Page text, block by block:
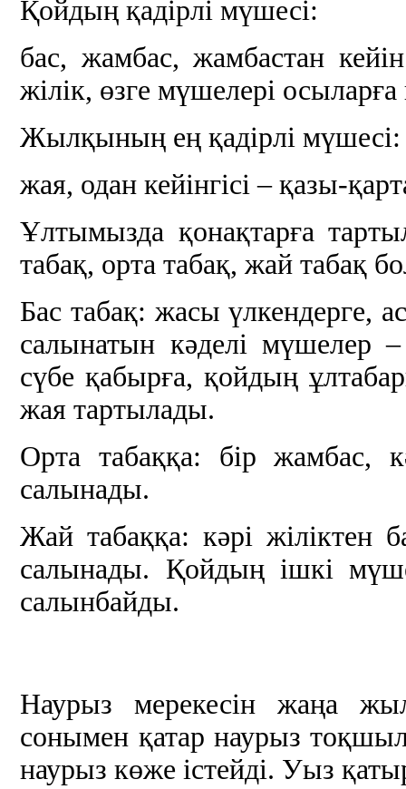
Қойдың қадірлі мүшесі:
бас, жамбас, жамбастан
жілік, өзге мүшелері
Жылқының ең қадірлі мүшесі:
жая, одан кейінгісі – қазы-
Ұлтымызда қонақтарға
табақ, орта табақ, жай табақ
Бас табақ: жасы үлкендерге,
салынатын кәделі мүшелер
сүбе қабырға, қойдың
жая тартылады.
Орта табаққа: бір жамбас,
салынады.
Жай табаққа: кәрі жіліктен
салынады. Қойдың ішкі
салынбайды.
Наурыз мерекесін жаңа
сонымен қатар наурыз
наурыз көже істейді. Уыз